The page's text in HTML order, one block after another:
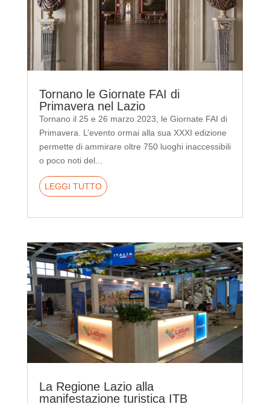
Tornano le Giornate FAI di
Primavera nel Lazio
Tornano il 25 e 26 marzo 2023, le Giornate FAI di
Primavera. L’evento ormai alla sua XXXI edizione
permette di ammirare oltre 750 luoghi inaccessibili
o poco noti del...
LEGGI TUTTO
La Regione Lazio alla
manifestazione turistica ITB